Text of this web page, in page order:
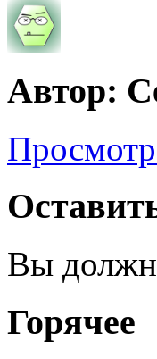
Автор:
Вы
Горячее